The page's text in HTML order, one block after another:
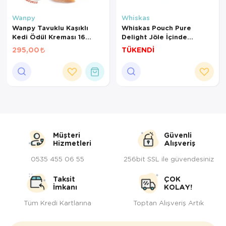
Wanpy
Wanpy Tavuklu Kaşıklı
Kedi Ödül Kreması 16
gr*10Ad
295,00
Whiskas
Whiskas Pouch Pure
Delight Jöle İçinde
Tavuklu Yavru Kedi
Konservesi 85 Gr
TÜKENDİ
Müşteri
Hizmetleri
0535 455 06 55
Güvenli
Alışveriş
256bit SSL ile güvendesiniz
Taksit
İmkanı
Tüm Kredi Kartlarına
ÇOK
KOLAY!
Toptan Alışveriş Artık